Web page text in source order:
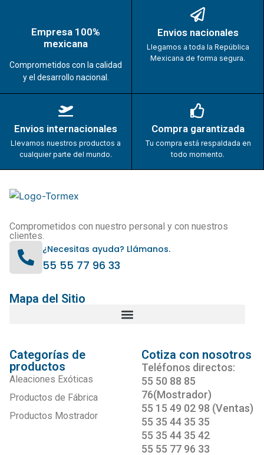
Empresa 100%
mexicana
Comprometidos con la calidad
y el desarrollo nacional.
Envios nacionales
Llegamos a toda la República
Mexicana de forma segura.
Envios internacionales
Llevamos nuestros productos a
cualquier parte del mundo.
Compra garantizada
Tu compra está respaldada en
todo momento.
Comprometidos con nuestro personal y con nuestros
clientes.
¿Necesitas ayuda? Llámanos.
55 55 77 96 33
Mapa del Sitio
Categorías de
productos
Aleaciones Exóticas
Productos de Fábrica
Productos Mostrador
Cotiza con nosotros
Teléfonos directos:
55 50 88 85
76(Mostrador)
55 15 49 02 98 (Ventas)
55 35 44 35 35
55 35 44 35 42
55 55 77 96 33